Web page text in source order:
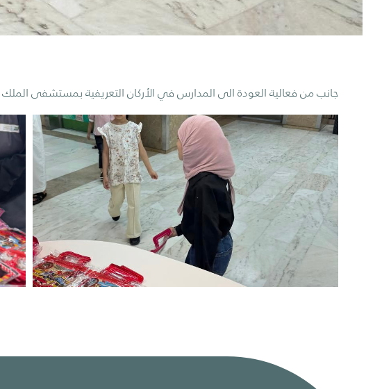
جانب من فعالية العودة الى المدارس في الأركان التعريفية بمستشفى